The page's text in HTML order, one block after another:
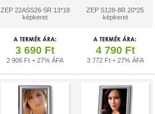
ZEP 22ASS26-5R 13*18
képkeret
ZEP S128-8R 20*25
képkeret
3 690 Ft
2 906 Ft + 27% ÁFA
4 790 Ft
3 772 Ft + 27% ÁFA